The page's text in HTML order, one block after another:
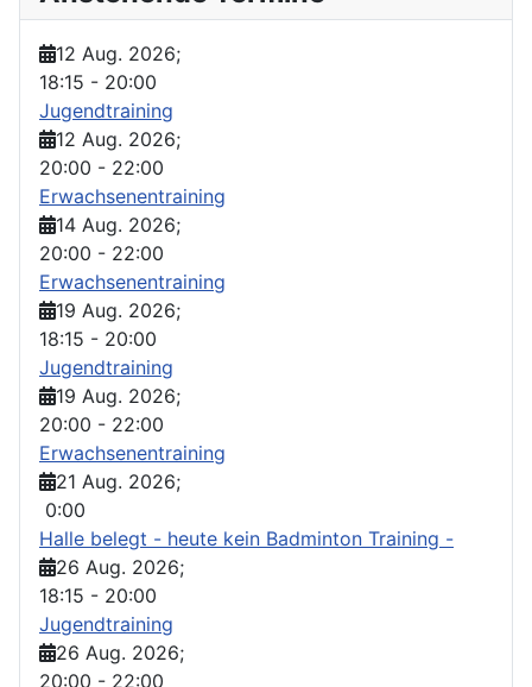
12 Aug. 2026;
18:15 - 20:00
Jugendtraining
12 Aug. 2026;
20:00 - 22:00
Erwachsenentraining
14 Aug. 2026;
20:00 - 22:00
Erwachsenentraining
19 Aug. 2026;
18:15 - 20:00
Jugendtraining
19 Aug. 2026;
20:00 - 22:00
Erwachsenentraining
21 Aug. 2026;
0:00
Halle belegt - heute kein Badminton Training -
26 Aug. 2026;
18:15 - 20:00
Jugendtraining
26 Aug. 2026;
20:00 - 22:00